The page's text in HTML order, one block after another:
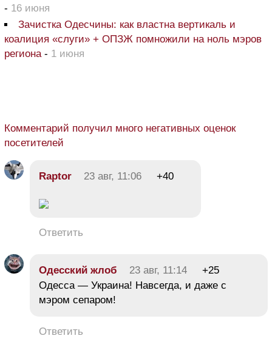
- 16 июня
Зачистка Одесчины: как властна вертикаль и
коалиция «слуги» + ОПЗЖ помножили на ноль мэров
региона- 1 июня
Комментарий получил много негативных оценок
посетителей
Raptor 23 авг, 11:06 +40
Ответить
Одесский жлоб 23 авг, 11:14
+25
Одесса — Украина! Навсегда, и даже с
мэром сепаром!
Ответить